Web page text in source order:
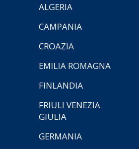
ALGERIA
CAMPANIA
CROAZIA
EMILIA ROMAGNA
FINLANDIA
FRIULI VENEZIA
GIULIA
GERMANIA